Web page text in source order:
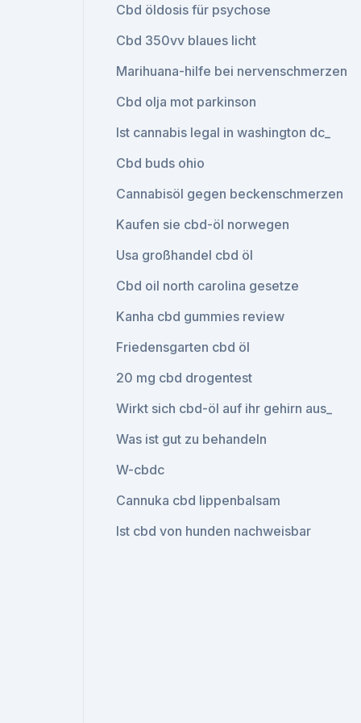
Cbd öldosis für psychose
Cbd 350vv blaues licht
Marihuana-hilfe bei nervenschmerzen
Cbd olja mot parkinson
Ist cannabis legal in washington dc_
Cbd buds ohio
Cannabisöl gegen beckenschmerzen
Kaufen sie cbd-öl norwegen
Usa großhandel cbd öl
Cbd oil north carolina gesetze
Kanha cbd gummies review
Friedensgarten cbd öl
20 mg cbd drogentest
Wirkt sich cbd-öl auf ihr gehirn aus_
Was ist gut zu behandeln
W-cbdc
Cannuka cbd lippenbalsam
Ist cbd von hunden nachweisbar